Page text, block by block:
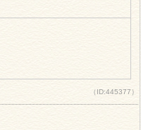
（ID:445377）